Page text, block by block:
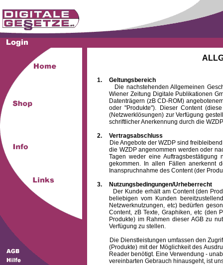
1.
Geltungsbereich
Die nachstehenden Allgemeinen
Wiener Zeitung Digitale Publikationen
Datenträgern (zB CD-ROM)
oder "Produkte"). Dieser Content
(Netzwerklösungen) zur Verfügung
schriftlicher Anerkennung durch die
2.
Vertragsabschluss
Die Angebote der WZDP sind freibleibend.
die WZDP angenommen werden oder
Tagen weder eine
gekommen. In allen Fällen anerkennt
Inanspruchnahme des Content (der
3.
Nutzungsbedingungen/Urheberrecht
Der Kunde erhält am Content (den
beliebigen vom Kunden
Netzwerknutzungen, etc) bedürfen
Content, zB Texte, Graphiken, etc (den
Produkte) im Rahmen dieser AGB zu
Verfügung zu stellen.
Die Dienstleistungen umfassen den Zugriff
(Produkte) mit der Möglichkeit des
Reader benötigt. Eine Verwendung -
vereinbarten Gebrauch hinausgeht, ist